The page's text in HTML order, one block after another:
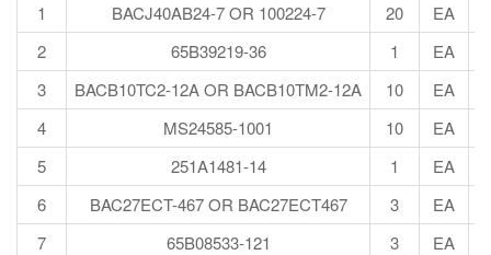
1
BACJ40AB24-7 OR 100224-7 20
EA
2
65B39219-36 1
EA
3
BACB10TC2-12A OR BACB10TM2-12A 10
EA
4
MS24585-1001 10
EA
5
251A1481-14 1
EA
6
BAC27ECT-467 OR BAC27ECT467 3
EA
7
65B08533-121 3
EA